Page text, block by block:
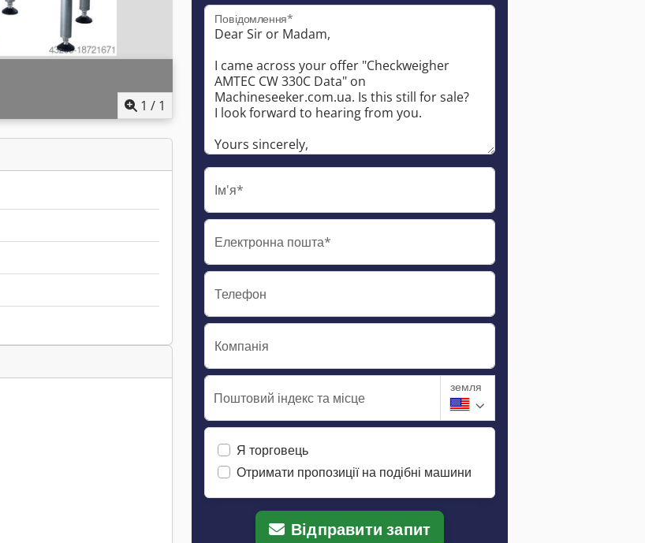
1 / 1
Повідомлення*
Ім'я*
Електронна пошта*
Телефон
Компанія
Поштовий індекс та місце
земля
Я торговець
Отримати пропозиції на подібні машини
Відправити запит